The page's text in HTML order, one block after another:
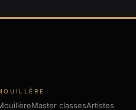
Master classesArtistes